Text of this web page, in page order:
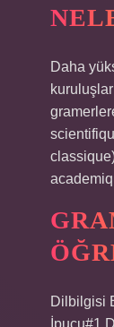
Daha
Dilbilgisi
İpucu#1